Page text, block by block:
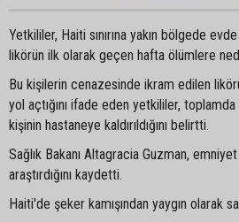
Yetkililer, Haiti sınırına yakın bölgede
likörün ilk olarak geçen hafta ölümlere
Bu kişilerin cenazesinde ikram edilen
yol açtığını ifade eden yetkililer,
kişinin hastaneye kaldırıldığını belirtti.
Sağlık Bakanı Altagracia Guzman,
araştırdığını kaydetti.
Haiti'de şeker kamışından yaygın olarak